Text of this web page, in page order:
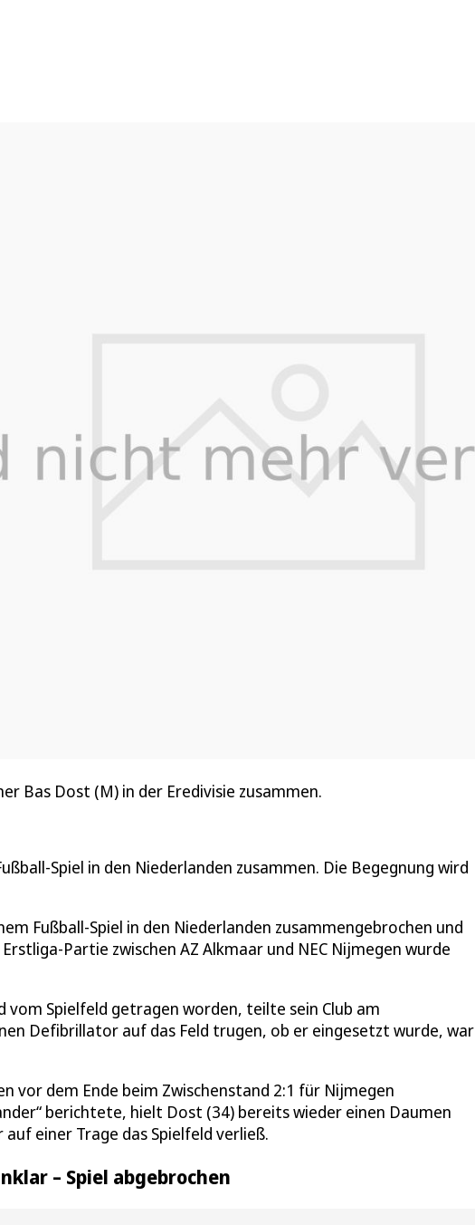
Bas Dost (M) in der Eredivisie zusammen.
Spiel in den Niederlanden zusammen. Die Begegnung wird
Fußball-Spiel in den Niederlanden zusammengebrochen und
Partie zwischen AZ Alkmaar und NEC Nijmegen wurde
vom Spielfeld getragen worden, teilte sein Club am
Defibrillator auf das Feld trugen, ob er eingesetzt wurde, war
vor dem Ende beim Zwischenstand 2:1 für Nijmegen
berichtete, hielt Dost (34) bereits wieder einen Daumen
einer Trage das Spielfeld verließ.
– Spiel abgebrochen